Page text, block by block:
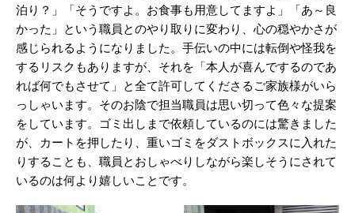
泊り？」「そうですよ。お食事も用意してますよ」「あ～良
かった」という職員とのやり取りに変わり、心の穏やかさが
感じられるようになりました。手伝いの中には転倒や怪我を
するリスクもありますが、それを「本人が喜んでするのであ
れば何でもさせて」と全て許可してくださるご家族様がいら
っしゃいます。そのお陰で担当職員は思い切って色々な提案
をしています。ゴミ出しまで依頼しているのには驚きました
が、カートを押したり、重いゴミをダストボックスに入れた
りすることも、職員とおしゃべりしながら楽しそうにされて
いるのは何より嬉しいことです。